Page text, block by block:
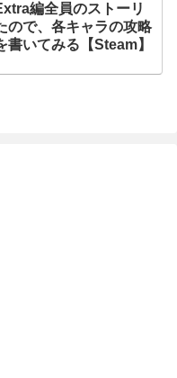
編全員のストーリ
ので、各キャラの攻略
書いてみる【Steam】